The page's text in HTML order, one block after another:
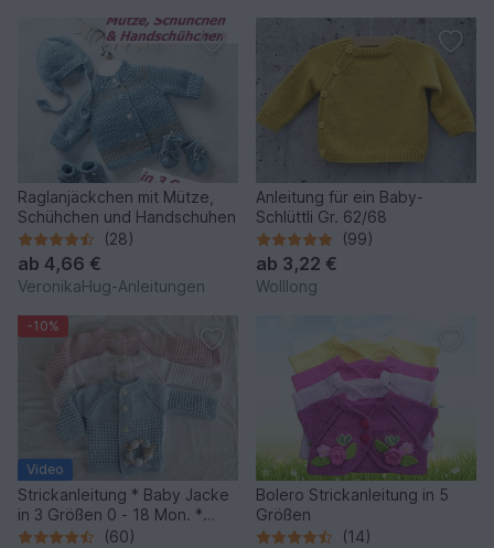
Raglanjäckchen mit Mütze,
Schühchen und Handschuhen
(28)
ab 4,66 €
VeronikaHug-Anleitungen
Anleitung für ein Baby-
Schlüttli Gr. 62/68
(99)
ab 3,22 €
Wolllong
-10%
Video
Strickanleitung * Baby Jacke
in 3 Größen 0 - 18 Mon. *
RVO
(60)
Bolero Strickanleitung in 5
Größen
(14)